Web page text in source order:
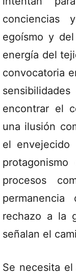
egoísmo y
energía del
convocatoria
encontrar el
una ilusión
el envejecido
procesos
rechazo a la
señalan el
Se necesita